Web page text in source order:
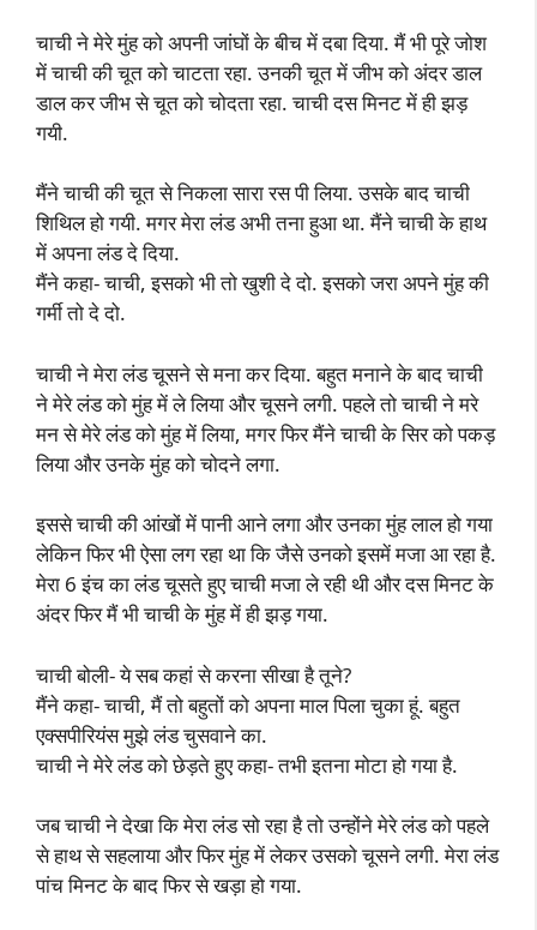
चाची ने मेरे मुंह को अपनी जांघों के बीच में दबा दिया. मैं भी पूरे जोश
में चाची की चूत को चाटता रहा. उनकी चूत में जीभ को अंदर डाल
डाल कर जीभ से चूत को चोदता रहा. चाची दस मिनट में ही झड़
गयी.
मैंने चाची की चूत से निकला सारा रस पी लिया. उसके बाद चाची
शिथिल हो गयी. मगर मेरा लंड अभी तना हुआ था. मैंने चाची के हाथ
में अपना लंड दे दिया.
मैंने कहा- चाची, इसको भी तो खुशी दे दो. इसको जरा अपने मुंह की
गर्मी तो दे दो.
चाची ने मेरा लंड चूसने से मना कर दिया. बहुत मनाने के बाद चाची
ने मेरे लंड को मुंह में ले लिया और चूसने लगी. पहले तो चाची ने मरे
मन से मेरे लंड को मुंह में लिया, मगर फिर मैंने चाची के सिर को पकड़
लिया और उनके मुंह को चोदने लगा.
इससे चाची की आंखों में पानी आने लगा और उनका मुंह लाल हो गया
लेकिन फिर भी ऐसा लग रहा था कि जैसे उनको इसमें मजा आ रहा है.
मेरा 6 इंच का लंड चूसते हुए चाची मजा ले रही थी और दस मिनट के
अंदर फिर मैं भी चाची के मुंह में ही झड़ गया.
चाची बोली- ये सब कहां से करना सीखा है तूने?
मैंने कहा- चाची, मैं तो बहुतों को अपना माल पिला चुका हूं. बहुत
एक्सपीरियंस मुझे लंड चुसवाने का.
चाची ने मेरे लंड को छेड़ते हुए कहा- तभी इतना मोटा हो गया है.
जब चाची ने देखा कि मेरा लंड सो रहा है तो उन्होंने मेरे लंड को पहले
से हाथ से सहलाया और फिर मुंह में लेकर उसको चूसने लगी. मेरा लंड
पांच मिनट के बाद फिर से खड़ा हो गया.